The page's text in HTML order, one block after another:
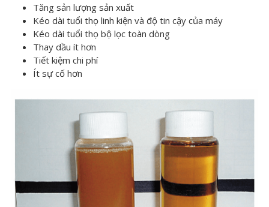
Tăng sản lượng sản xuất
Kéo dài tuổi thọ linh kiện và độ tin cậy của máy
Kéo dài tuổi thọ bộ lọc toàn dòng
Thay dầu ít hơn
Tiết kiệm chi phí
Ít sự cố hơn